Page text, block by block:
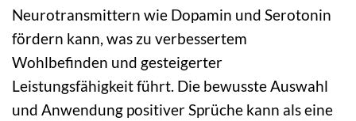
Neurotransmittern wie Dopamin und Serotonin
fördern kann, was zu verbessertem
Wohlbefinden und gesteigerter
Leistungsfähigkeit führt. Die bewusste Auswahl
und Anwendung positiver Sprüche kann als eine